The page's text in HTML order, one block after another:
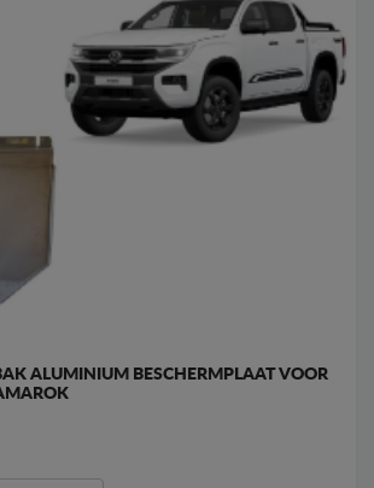
ALUMINIUM BESCHERMPLAAT VOOR